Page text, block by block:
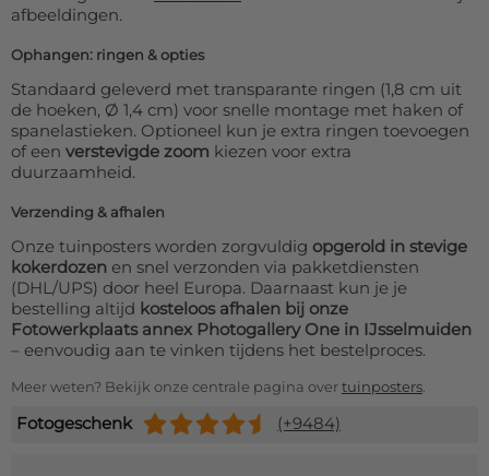
afbeeldingen.
Ophangen: ringen & opties
Standaard geleverd met transparante ringen (1,8 cm uit
de hoeken, Ø 1,4 cm) voor snelle montage met haken of
spanelastieken. Optioneel kun je extra ringen toevoegen
of een verstevigde zoom kiezen voor extra
duurzaamheid.
Verzending & afhalen
Onze tuinposters worden zorgvuldig opgerold in stevige
kokerdozen en snel verzonden via pakketdiensten
(DHL/UPS) door heel Europa. Daarnaast kun je je
bestelling altijd kosteloos afhalen bij onze
Fotowerkplaats annex Photogallery One in IJsselmuiden
– eenvoudig aan te vinken tijdens het bestelproces.
Meer weten? Bekijk onze centrale pagina overtuinposters.
Fotogeschenk (+9484)